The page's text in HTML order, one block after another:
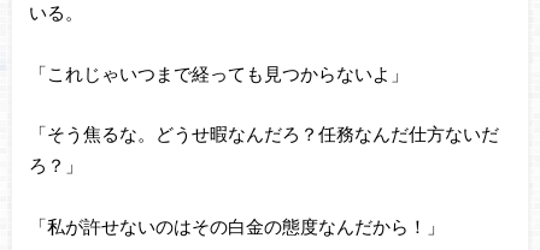
いる。
「これじゃいつまで経っても見つからないよ」
「そう焦るな。どうせ暇なんだろ？任務なんだ仕方ないだ
ろ？」
「私が許せないのはその白金の態度なんだから！」